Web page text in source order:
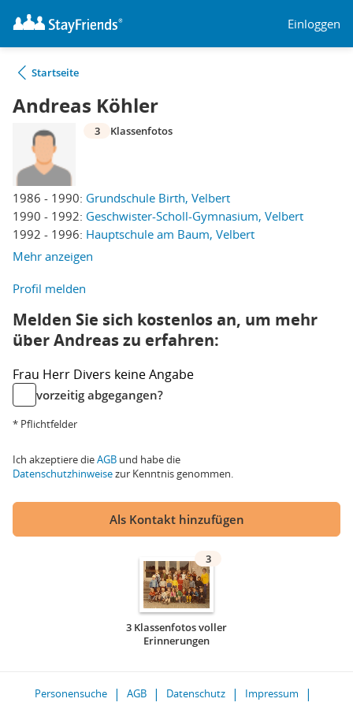
Einloggen
Startseite
Andreas Köhler
1986 - 1990: Grundschule Birth, Velbert
1990 - 1992: Geschwister-Scholl-Gymnasium, Velbert
1992 - 1996: Hauptschule am Baum, Velbert
Mehr anzeigen
3 Klassenfotos
Profil melden
Melden Sie sich kostenlos an, um mehr
über Andreas zu erfahren:
Frau Herr Divers keine Angabe
vorzeitig abgegangen?
* Pflichtfelder
Ich akzeptiere dieAGB und habe die
Datenschutzhinweisezur Kenntnis genommen.
Als Kontakt hinzufügen
3
3 Klassenfotos voller
Erinnerungen
Personensuche AGB Datenschutz
Impressum